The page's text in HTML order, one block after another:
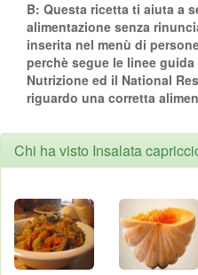
B: Questa ricetta ti aiuta a
alimentazione senza
inserita nel menù di
perchè segue le linee
Nutrizione ed il National
riguardo una corretta
Chi ha visto Insalata